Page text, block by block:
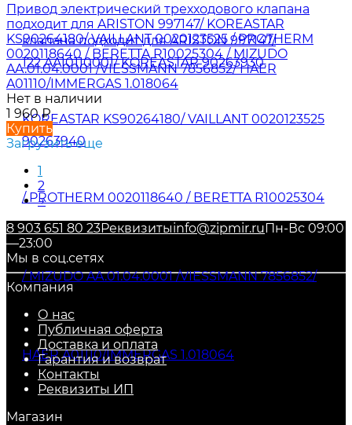
Привод электрический трехходового клапана
подходит для ARISTON 997147/ KOREASTAR
KS90264180/ VAILLANT 0020123525 / PROTHERM
0020118640 / BERETTA R10025304 / MIZUDO
AA.01.04.0001 /VIESSMANN 7856852/ HAER
A01110/IMMERGAS 1.018064
Нет в наличии
1 960₽
Купить
Загрузить еще
1
2
→
8 903 651 80 23Реквизитыinfo@zipmir.ruПн-Вс 09:00
—23:00
Мы в соц.сетях
Компания
О нас
Публичная оферта
Доставка и оплата
Гарантия и возврат
Контакты
Реквизиты ИП
Магазин